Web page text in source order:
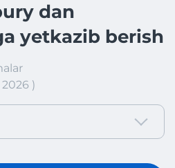
dan
yetkazib berish
)